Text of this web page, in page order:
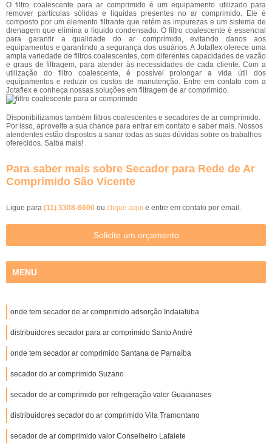
O filtro coalescente para ar comprimido é um equipamento utilizado para
remover partículas sólidas e líquidas presentes no ar comprimido. Ele é
composto por um elemento filtrante que retém as impurezas e um sistema de
drenagem que elimina o líquido condensado. O filtro coalescente é essencial
para garantir a qualidade do ar comprimido, evitando danos aos
equipamentos e garantindo a segurança dos usuários. A Jotaflex oferece uma
ampla variedade de filtros coalescentes, com diferentes capacidades de vazão
e graus de filtragem, para atender às necessidades de cada cliente. Com a
utilização do filtro coalescente, é possível prolongar a vida útil dos
equipamentos e reduzir os custos de manutenção. Entre em contato com a
Jotaflex e conheça nossas soluções em filtragem de ar comprimido.
Disponibilizamos também filtros coalescentes e secadores de ar comprimido.
Por isso, aproveite a sua chance para entrar em contato e saber mais. Nossos
atendentes estão dispostos a sanar todas as suas dúvidas sobre os trabalhos
oferecidos. Saiba mais!
Para saber mais sobre Secador para Rede de Ar
Comprimido São Vicente
Ligue para (11) 3308-6600 ou clique aqui e entre em contato por email.
Solicite um orçamento
MENU
onde tem secador de ar comprimido adsorção Indaiatuba
distribuidores secador para ar comprimido Santo André
onde tem secador ar comprimido Santana de Parnaíba
secador do ar comprimido Suzano
secador de ar comprimido por refrigeração valor Guaianases
distribuidores secador do ar comprimido Vila Tramontano
secador de ar comprimido valor Conselheiro Lafaiete